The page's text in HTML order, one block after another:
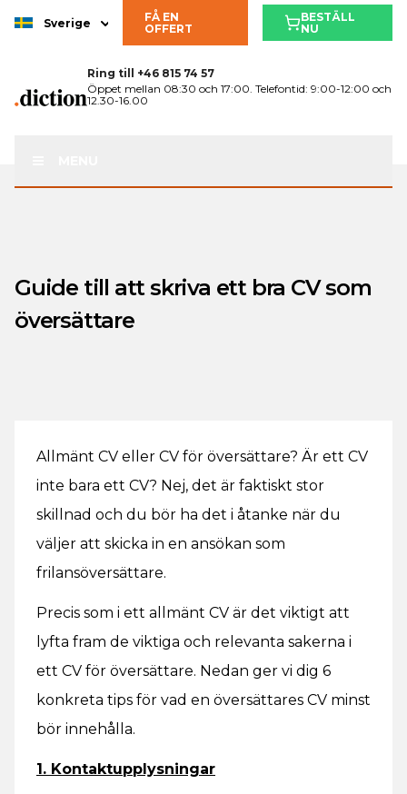
Sverige
FÅ EN
OFFERT
BESTÄLL
NU
Ring till
+46 815 74 57
Öppet mellan 08:30 och 17:00. Telefontid: 9:00-12:00 och
12.30-16.00
Guide till att skriva ett bra CV som
översättare
Allmänt CV eller CV för översättare? Är ett CV
inte bara ett CV? Nej, det är faktiskt stor
skillnad och du bör ha det i åtanke när du
väljer att skicka in en ansökan som
frilansöversättare.
Precis som i ett allmänt CV är det viktigt att
lyfta fram de viktiga och relevanta sakerna i
ett CV för översättare. Nedan ger vi dig 6
konkreta tips för vad en översättares CV minst
bör innehålla.
1. Kontaktupplysningar